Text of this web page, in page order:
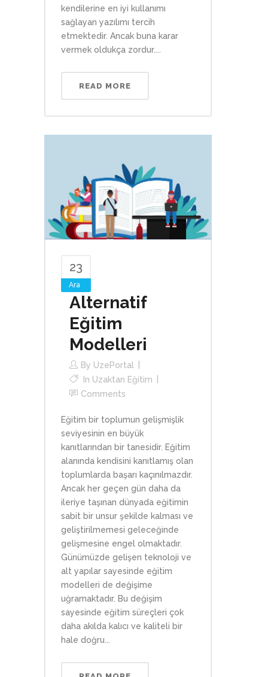
kendilerine en iyi kullanımı
sağlayan yazılımı tercih
etmektedir. Ancak buna karar
vermek oldukça zordur....
READ MORE
23
Ara
Alternatif
Eğitim
Modelleri
By UzePortal
In Uzaktan Eğitim
Comments
Eğitim bir toplumun gelişmişlik
seviyesinin en büyük
kanıtlarından bir tanesidir. Eğitim
alanında kendisini kanıtlamış olan
toplumlarda başarı kaçınılmazdır.
Ancak her geçen gün daha da
ileriye taşınan dünyada eğitimin
sabit bir unsur şekilde kalması ve
geliştirilmemesi geleceğinde
gelişmesine engel olmaktadır.
Günümüzde gelişen teknoloji ve
alt yapılar sayesinde eğitim
modelleri de değişime
uğramaktadır. Bu değişim
sayesinde eğitim süreçleri çok
daha akılda kalıcı ve kaliteli bir
hale doğru...